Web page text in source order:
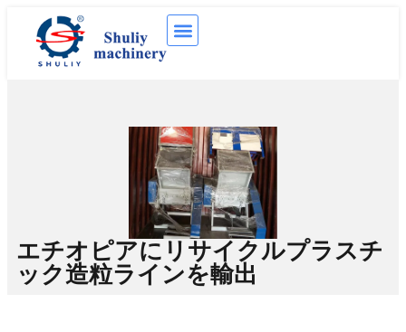
エチオピアにリサイクルプラスチ
ック造粒ラインを輸出